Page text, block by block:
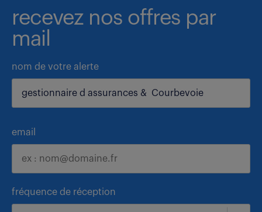
recevez nos offres par
mail
nom de votre alerte
email
fréquence de réception